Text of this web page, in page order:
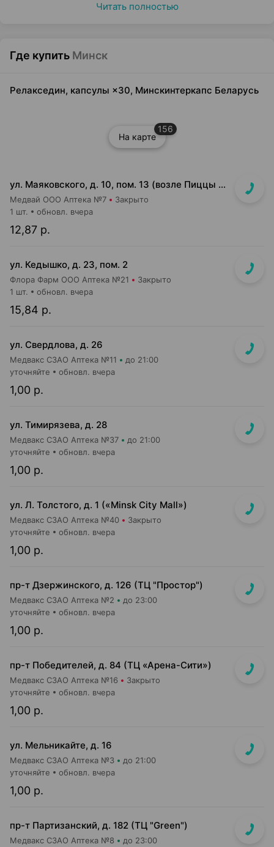
Читать полностью
Где купить Минск
Релакседин, капсулы ×30, Минскинтеркапс Беларусь
На карте
156
ул. Маяковского, д. 10, пом. 13 (возле Пиццы Мании)
Медвай ООО Аптека №7 Закрыто
12,87 р.
1 шт. обновл. вчера
ул. Кедышко, д. 23, пом. 2
Флора Фарм ООО Аптека №21 Закрыто
15,84 р.
1 шт. обновл. вчера
ул. Свердлова, д. 26
Медвакс СЗАО Аптека №11 до 21:00
1,00 р.
уточняйте обновл. вчера
ул. Тимирязева, д. 28
Медвакс СЗАО Аптека №37 до 21:00
1,00 р.
уточняйте обновл. вчера
ул. Л. Толстого, д. 1 («Minsk City Mall»)
Медвакс СЗАО Аптека №40 Закрыто
1,00 р.
уточняйте обновл. вчера
пр-т Дзержинского, д. 126 (ТЦ "Простор")
Медвакс СЗАО Аптека №2 до 23:00
1,00 р.
уточняйте обновл. вчера
пр-т Победителей, д. 84 (ТЦ «Арена-Сити»)
Медвакс СЗАО Аптека №16 Закрыто
1,00 р.
уточняйте обновл. вчера
ул. Мельникайте, д. 16
Медвакс СЗАО Аптека №3 до 21:00
1,00 р.
уточняйте обновл. вчера
пр-т Партизанский, д. 182 (ТЦ "Green")
Медвакс СЗАО Аптека №8 до 23:00